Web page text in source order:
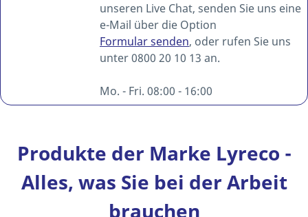
unseren Live Chat, senden Sie uns eine
e-Mail über die Option
Formular senden, oder rufen Sie uns
unter 0800 20 10 13 an.
Mo. - Fri. 08:00 - 16:00
Produkte der Marke Lyreco -
Alles, was Sie bei der Arbeit
brauchen